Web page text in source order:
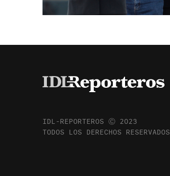
IDL-REPORTEROS Ⓒ 2023
TODOS LOS DERECHOS RESERVADOS